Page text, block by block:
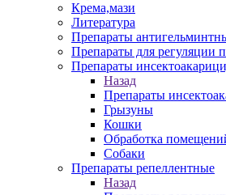
Крема,мази
Литература
Препараты
Препараты для регуляции
Препараты
Назад
Препараты
Грызуны
Кошки
Обработка
Собаки
Препараты репеллентные
Назад